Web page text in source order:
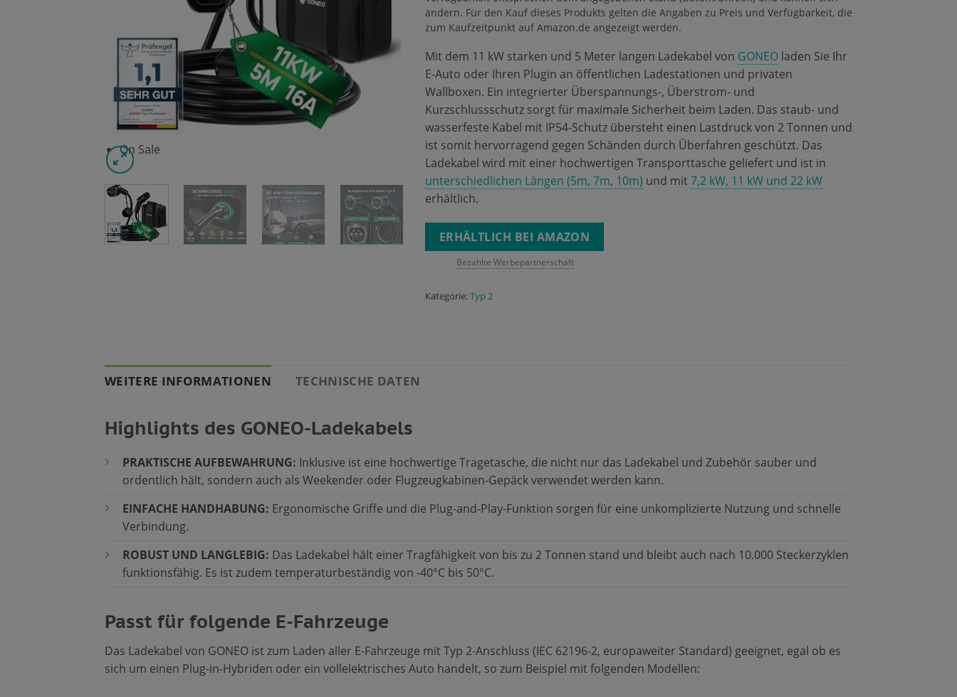
On Sale
ändern. Für den Kauf dieses Produkts gelten die Angaben zu Preis und Verfügbarkeit, die
zum Kaufzeitpunkt auf Amazon.de angezeigt werden.
Mit dem 11 kW starken und 5 Meter langen Ladekabel von GONEO laden Sie Ihr
E-Auto oder Ihren Plugin an öffentlichen Ladestationen und privaten
Wallboxen. Ein integrierter Überspannungs-, Überstrom- und
Kurzschlussschutz sorgt für maximale Sicherheit beim Laden. Das staub- und
wasserfeste Kabel mit IP54-Schutz übersteht einen Lastdruck von 2 Tonnen und
ist somit hervorragend gegen Schänden durch Überfahren geschützt. Das
Ladekabel wird mit einer hochwertigen Transporttasche geliefert und ist in
unterschiedlichen Längen (5m, 7m, 10m) und mit 7,2 kW, 11 kW und 22 kW
erhältlich.
ERHÄLTLICH BEI AMAZON
Bezahlte Werbepartnerschaft
Kategorie:Typ 2
WEITERE INFORMATIONEN TECHNISCHE DATEN
Highlights des GONEO-Ladekabels
PRAKTISCHE AUFBEWAHRUNG: Inklusive ist eine hochwertige Tragetasche, die nicht nur das Ladekabel und Zubehör sauber und
ordentlich hält, sondern auch als Weekender oder Flugzeugkabinen-Gepäck verwendet werden kann.
EINFACHE HANDHABUNG: Ergonomische Griffe und die Plug-and-Play-Funktion sorgen für eine unkomplizierte Nutzung und schnelle
Verbindung.
ROBUST UND LANGLEBIG: Das Ladekabel hält einer Tragfähigkeit von bis zu 2 Tonnen stand und bleibt auch nach 10.000 Steckerzyklen
funktionsfähig. Es ist zudem temperaturbeständig von -40°C bis 50°C.
Passt für folgende E-Fahrzeuge
Das Ladekabel von GONEO ist zum Laden aller E-Fahrzeuge mit Typ 2-Anschluss (IEC 62196-2, europaweiter Standard) geeignet, egal ob es
sich um einen Plug-in-Hybriden oder ein vollelektrisches Auto handelt, so zum Beispiel mit folgenden Modellen: